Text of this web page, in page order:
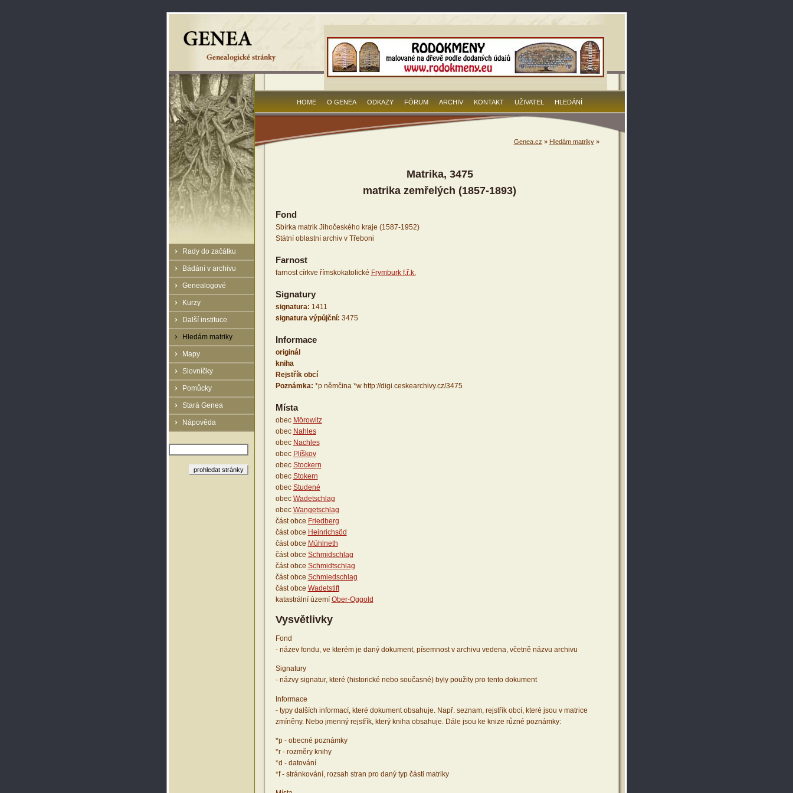
Rady do začátku
Bádání v archivu
Genealogové
Kurzy
Další instituce
Hledám matriky
Mapy
Slovníčky
Pomůcky
Stará Genea
Nápověda
HOME O GENEA ODKAZY FÓRUM ARCHIV KONTAKT UŽIVATEL HLEDÁNÍ
Genea.cz » Hledám matriky»
Matrika, 3475
matrika zemřelých (1857-1893)
Fond
Sbírka matrik Jihočeského kraje (1587-1952)
Státní oblastní archiv v Třeboni
Farnost
farnost církve římskokatolické Frymburk f.ř.k.
Signatury
signatura: 1411
signatura výpůjční: 3475
Informace
originál
kniha
Rejstřík obcí
Poznámka: *p němčina *w http://digi.ceskearchivy.cz/3475
Místa
obec Mörowitz
obec Nahles
obec Nachles
obec Plíškov
obec Stockern
obec Stokern
obec Studené
obec Wadetschlag
obec Wangetschlag
část obce Friedberg
část obce Heinrichsöd
část obce Mühlneth
část obce Schmidschlag
část obce Schmidtschlag
část obce Schmiedschlag
část obce Wadetstift
katastrální území Ober-Oggold
Vysvětlivky
Fond
- název fondu, ve kterém je daný dokument, písemnost v archivu vedena, včetně názvu archivu
Signatury
- názvy signatur, které (historické nebo současné) byly použity pro tento dokument
Informace
- typy dalších informací, které dokument obsahuje. Např. seznam, rejstřík obcí, které jsou v matrice
zmíněny. Nebo jmenný rejstřík, který kniha obsahuje. Dále jsou ke knize různé poznámky:
*p - obecné poznámky
*r - rozměry knihy
*d - datování
*f - stránkování, rozsah stran pro daný typ části matriky